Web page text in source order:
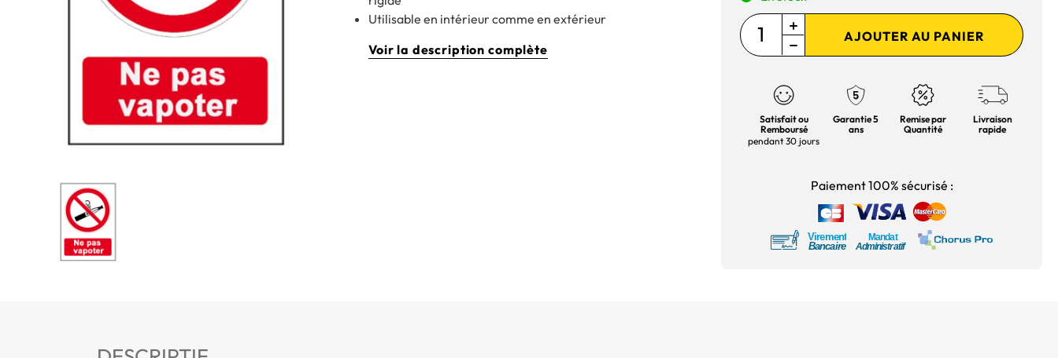
Utilisable en intérieur comme en extérieur
Voir la description complète
AJOUTER AU PANIER
Satisfait ou
Remboursé
pendant 30 jours
Garantie 5
ans
Remise par
Quantité
Livraison
rapide
Paiement 100% sécurisé :